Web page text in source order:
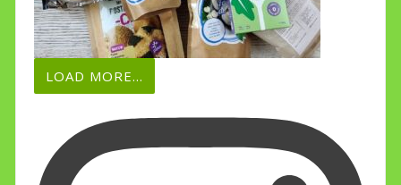
LOAD MORE...